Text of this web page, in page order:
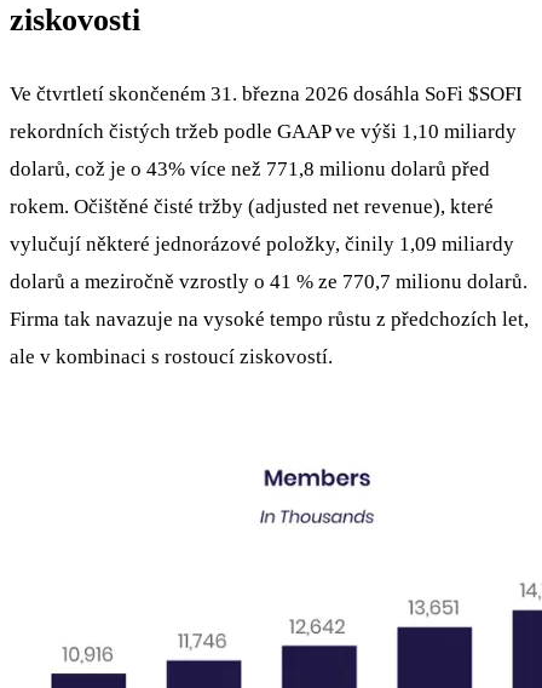
ziskovosti
Ve čtvrtletí skončeném 31. března 2026 dosáhla SoFi $SOFI
rekordních čistých tržeb podle GAAP ve výši 1,10 miliardy
dolarů, což je o 43% více než 771,8 milionu dolarů před
rokem. Očištěné čisté tržby (adjusted net revenue), které
vylučují některé jednorázové položky, činily 1,09 miliardy
dolarů a meziročně vzrostly o 41 % ze 770,7 milionu dolarů.
Firma tak navazuje na vysoké tempo růstu z předchozích let,
ale v kombinaci s rostoucí ziskovostí.